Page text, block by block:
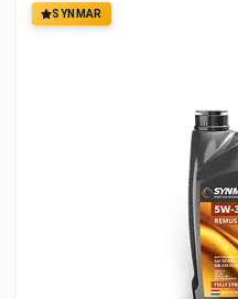
SYNMAR